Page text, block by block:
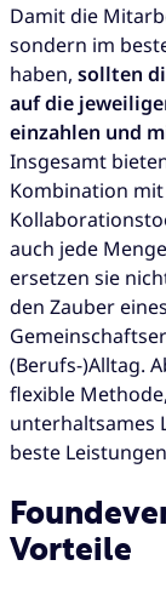
Damit die
sondern im
haben, sollten
auf die
einzahlen und
Insgesamt
Kombination
auch jede
ersetzen sie
den Zauber
(Berufs-)Alltag.
flexible
unterhaltsames
beste
Vorteile